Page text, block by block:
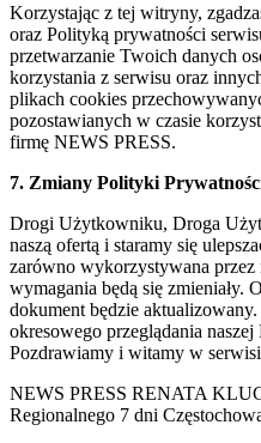
Korzystając z tej witryny,
oraz Polityką prywatności
przetwarzanie Twoich danych
korzystania z serwisu oraz
plikach cookies
pozostawianych w czasie
firmę NEWS PRESS.
7. Zmiany Polityki
Drogi Użytkowniku, Droga
naszą ofertą i staramy się
zarówno wykorzystywana przez
wymagania będą się zmieniały.
dokument będzie
okresowego przeglądania
Pozdrawiamy i witamy w
NEWS PRESS RENATA
Regionalnego 7 dni